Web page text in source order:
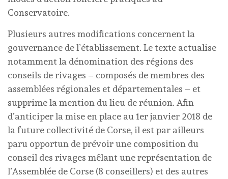
Conservatoire.
Plusieurs autres modifications concernent la
gouvernance de l’établissement. Le texte actualise
notamment la dénomination des régions des
conseils de rivages – composés de membres des
assemblées régionales et départementales – et
supprime la mention du lieu de réunion. Afin
d’anticiper la mise en place au 1er janvier 2018 de
la future collectivité de Corse, il est par ailleurs
paru opportun de prévoir une composition du
conseil des rivages mêlant une représentation de
l’Assemblée de Corse (8 conseillers) et des autres